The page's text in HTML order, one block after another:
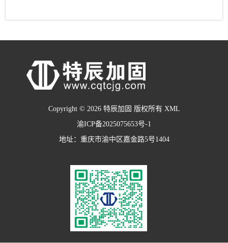
Copyright © 2026 特辰加固 版权所有 XML
渝ICP备2025075653号-1
地址：重庆市渝中区嘉金路5号1404